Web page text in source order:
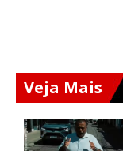
Veja Mais